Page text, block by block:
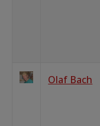
Olaf Bach